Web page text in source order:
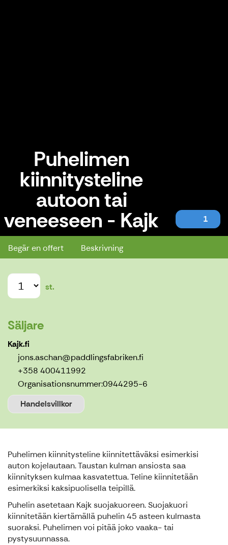
Puhelimen
kiinnitysteline
autoon tai
veneeseen - Kajk 1Puhelimen kiinnitysteline autoon tai veneeseen - Kajk
Begär en offert Beskrivning
st.
Säljare
Kajk.fi
jons.aschan@paddlingsfabriken.fi
+358 400411992
Organisationsnummer:0944295-6
Handelsvillkor
Puhelimen kiinnitysteline kiinnitettäväksi esimerkisi
auton kojelautaan. Taustan kulman ansiosta saa
kiinnityksen kulmaa kasvatettua. Teline kiinnitetään
esimerkiksi kaksipuolisella teipillä.
Puhelin asetetaan Kajk suojakuoreen. Suojakuori
kiinnitetään kiertämällä puhelin 45 asteen kulmasta
suoraksi. Puhelimen voi pitää joko vaaka- tai
pystysuunnassa.